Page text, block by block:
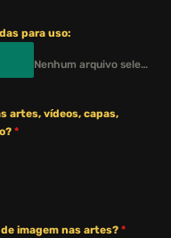
para uso:
Nenhum arquivo selecionado ainda
artes, vídeos, capas,
*
imagem nas artes? *